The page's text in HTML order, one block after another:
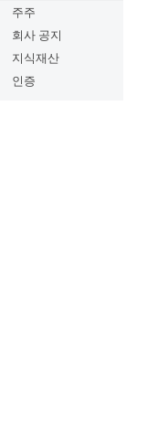
주주
회사 공지
지식재산
인증